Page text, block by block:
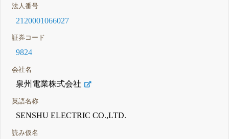
法人番号
2120001066027
証券コード
9824
会社名
泉州電業株式会社
英語名称
SENSHU ELECTRIC CO.,LTD.
読み仮名